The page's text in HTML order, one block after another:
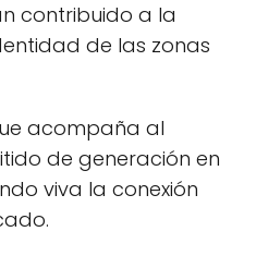
contribuido a la
de las zonas
acompaña al
de generación en
viva la conexión